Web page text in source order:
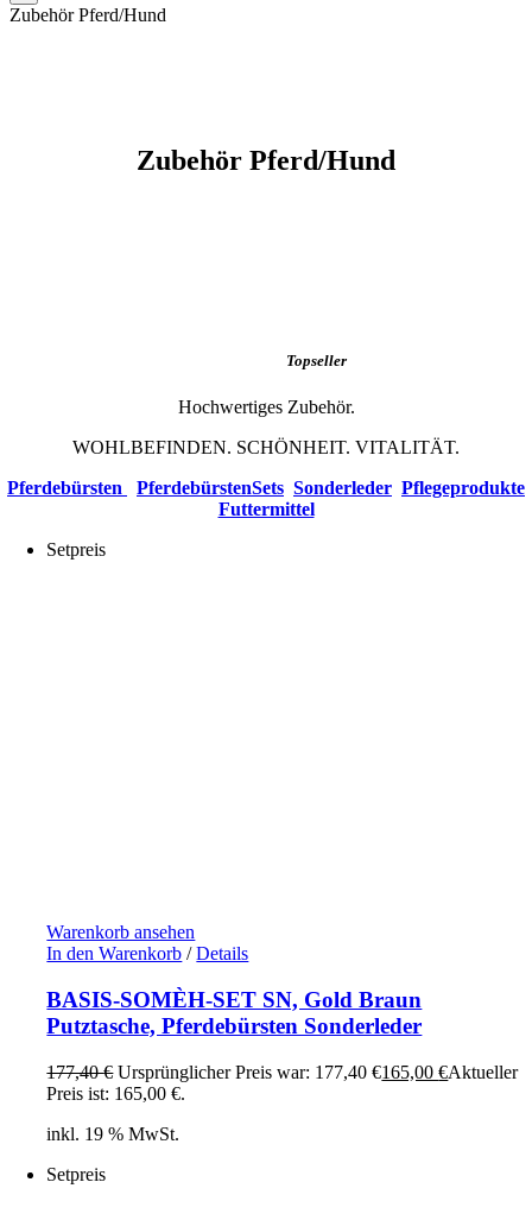
Zubehör Pferd/Hund
Zubehör Pferd/Hund
Topseller
Hochwertiges Zubehör.
WOHLBEFINDEN. SCHÖNHEIT. VITALITÄT.
Pferdebürsten
PferdebürstenSets Sonderleder Pflegeprodukte
Futtermittel
Setpreis
Warenkorb ansehen
In den Warenkorb / Details
BASIS-SOMÈH-SET SN, Gold Braun
Putztasche, Pferdebürsten Sonderleder
177,40€ Ursprünglicher Preis war: 177,40 €165,00€Aktueller
Preis ist: 165,00 €.
inkl. 19 % MwSt.
Setpreis